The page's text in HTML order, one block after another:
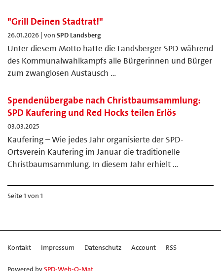
"Grill Deinen Stadtrat!"
26.01.2026 | von SPD Landsberg
Unter diesem Motto hatte die Landsberger SPD während
des Kommunalwahlkampfs alle Bürgerinnen und Bürger
zum zwanglosen Austausch …
Spendenübergabe nach Christbaumsammlung:
SPD Kaufering und Red Hocks teilen Erlös
03.03.2025
Kaufering – Wie jedes Jahr organisierte der SPD-
Ortsverein Kaufering im Januar die traditionelle
Christbaumsammlung. In diesem Jahr erhielt …
Seite 1 von 1
Kontakt Impressum Datenschutz Account RSS
Powered bySPD-Web-O-Mat